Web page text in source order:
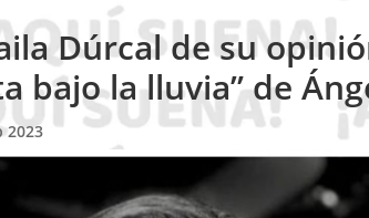
Dúrcal de su
bajo la lluvia” de
2023